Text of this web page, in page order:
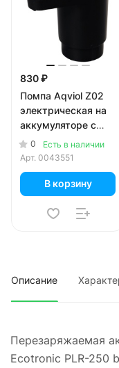
830 ₽
Помпа Aqviol Z02
электрическая на
аккумуляторе с
USB-адаптером
для 19л бутылей,
0
Есть в наличии
Арт. 0043551
В корзину
Описание
Перезаряжаемая
Ecotronic PLR-250